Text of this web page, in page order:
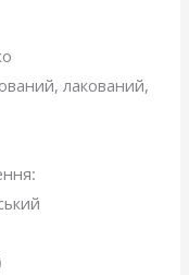
лакований,